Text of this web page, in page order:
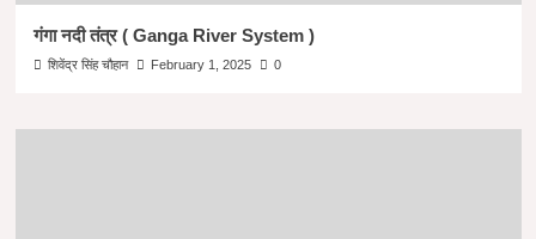
गंगा नदी तंत्र ( Ganga River System )
शिवेंद्र सिंह चौहान February 1, 2025 0